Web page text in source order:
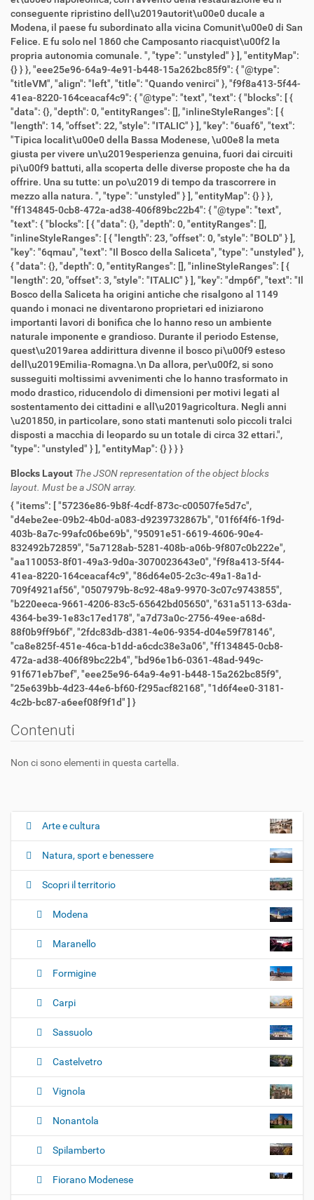
Blocks Layout The JSON representation of the object blocks
layout. Must be a JSON array.
{ "items": [ "57236e86-9b8f-4cdf-873c-c00507fe5d7c",
"d4ebe2ee-09b2-4b0d-a083-d9239732867b", "01f6f4f6-1f9d-
403b-8a7c-99afc06be69b", "95091e51-6619-4606-90e4-
832492b72859", "5a7128ab-5281-408b-a06b-9f807c0b222e",
"aa110053-8f01-49a3-9d0a-3070023643e0", "f9f8a413-5f44-
41ea-8220-164ceacaf4c9", "86d64e05-2c3c-49a1-8a1d-
709f4921af56", "0507979b-8c92-48a9-9970-3c07c9743855",
"b220eeca-9661-4206-83c5-65642bd05650", "631a5113-63da-
4364-be39-1e83c17ed178", "a7d73a0c-2756-49ee-a68d-
88f0b9ff9b6f", "2fdc83db-d381-4e06-9354-d04e59f78146",
"ca8e825f-451e-46ca-b1dd-a6cdc38e3a06", "ff134845-0cb8-
472a-ad38-406f89bc22b4", "bd96e1b6-0361-48ad-949c-
91f671eb7bef", "eee25e96-64a9-4e91-b448-15a262bc85f9",
"25e639bb-4d23-44e6-bf60-f295acf82168", "1d6f4ee0-3181-
4c2b-bc87-a6eef08f9f1d" ] }
Contenuti
Non ci sono elementi in questa cartella.
N
g
z
n
Arte e cultura
Natura, sport e benessere
Scopri il territorio
Modena
Maranello
Formigine
Carpi
Sassuolo
Castelvetro
Vignola
Nonantola
Spilamberto
Fiorano Modenese